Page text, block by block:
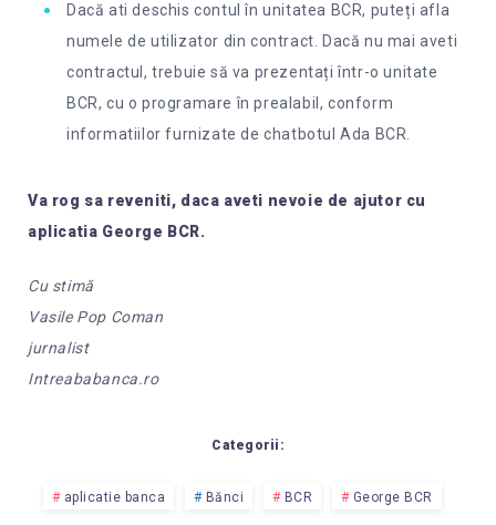
Dacă ati deschis contul în unitatea BCR, puteți afla
numele de utilizator din contract. Dacă nu mai aveti
contractul, trebuie să va prezentați într-o unitate
BCR, cu o programare în prealabil, conform
informatiilor furnizate de chatbotul Ada BCR.
Va rog sa reveniti, daca aveti nevoie de ajutor cu
aplicatia George BCR.
Cu stimă
Vasile Pop Coman
jurnalist
Intreababanca.ro
Categorii:
aplicatie banca Bănci BCR George BCR